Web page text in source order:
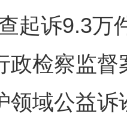
起诉9.3万
政检察监
领域公益